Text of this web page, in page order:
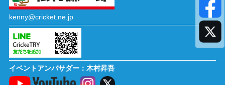
kenny@cricket.ne.jp
イベントアンバサダー：木村昇吾